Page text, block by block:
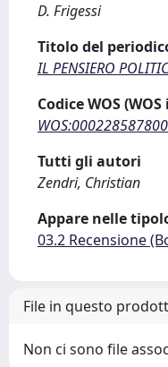
D. Frigessi
Titolo del
IL PENSIERO
Codice WOS
Tutti gli autori
Zendri, Christian
Appare nelle
03.2 Recensione
File in questo
Non ci sono file